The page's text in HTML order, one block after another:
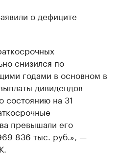
о дефиците
снизился по
годами в основном в
дивидендов
состоянию на 31
превышали его
836 тыс. руб.», —